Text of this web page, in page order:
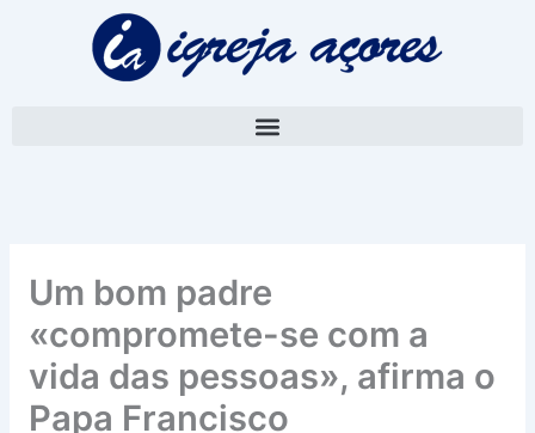
Um bom padre
«compromete-se com a
vida das pessoas», afirma o
Papa Francisco